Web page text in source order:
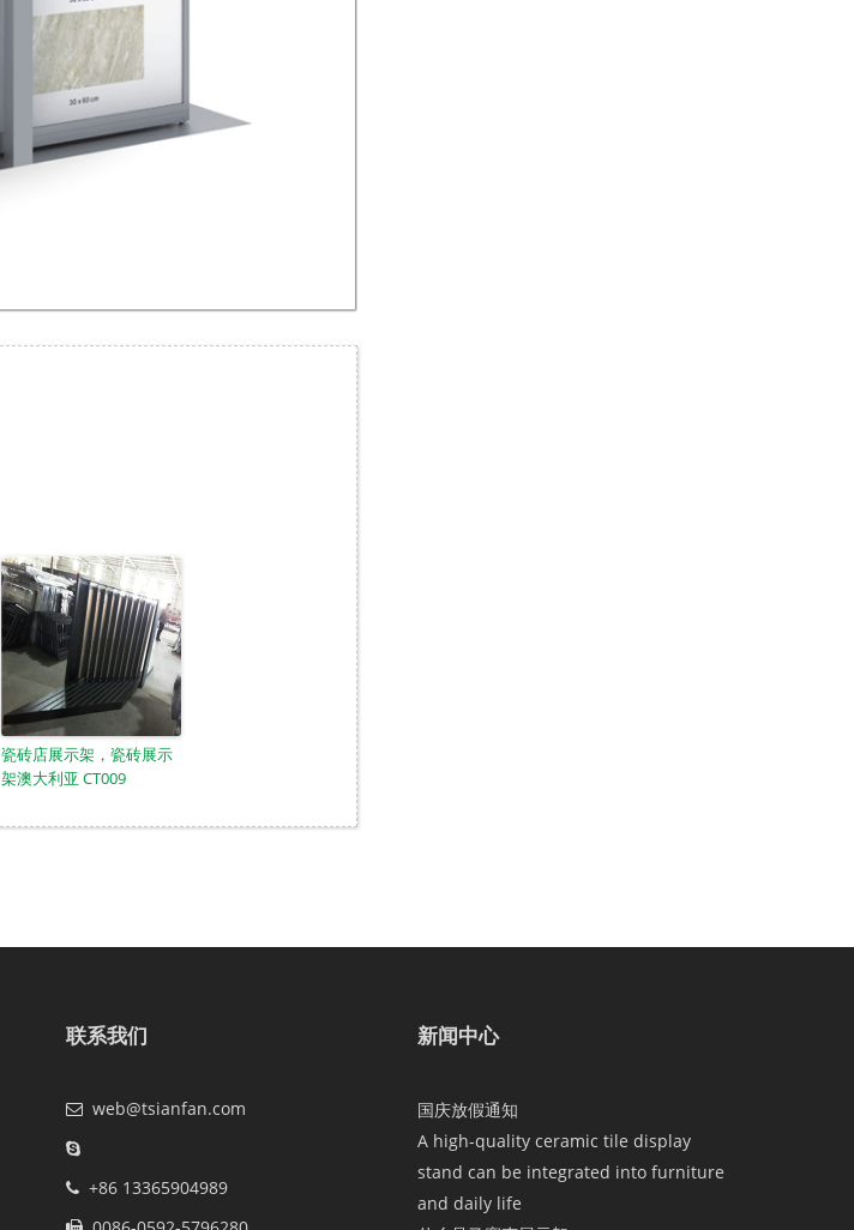
瓷砖店展示架，瓷砖展示
架澳大利亚 CT009
联系我们
web@tsianfan.com
+86 13365904989
新闻中心
国庆放假通知
A high-quality ceramic tile display
stand can be integrated into furniture
and daily life